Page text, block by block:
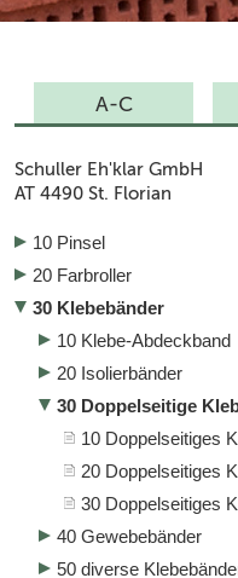
A-C
Schuller Eh'klar GmbH
AT 4490 St. Florian
10 Pinsel
20 Farbroller
30 Klebebänder
10 Klebe-Abdeckband
20 Isolierbänder
30 Doppelseitige
10 Doppelseitiges
20 Doppelseitiges
30 Doppelseitiges
40 Gewebebänder
50 diverse